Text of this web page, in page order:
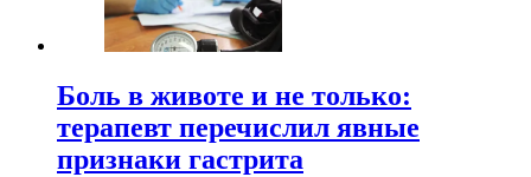
Боль в животе и не только:
терапевт перечислил явные
признаки гастрита